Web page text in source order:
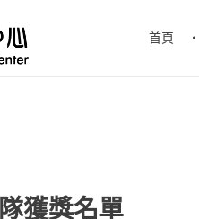
首頁
獲獎名單